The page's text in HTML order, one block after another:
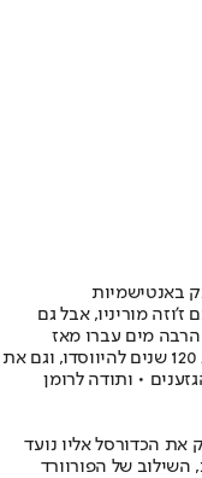
באנטישמיות
ז'וזה מוריניו, אבל גם
מים עברו מאז
מתחת לגשר: ממש היום המועדון הלונדוני חוגג 120 שנים להיווסדו, וגם את
• ותודה לרומן
את הכדורסל אליו נועד
של הפורוורד